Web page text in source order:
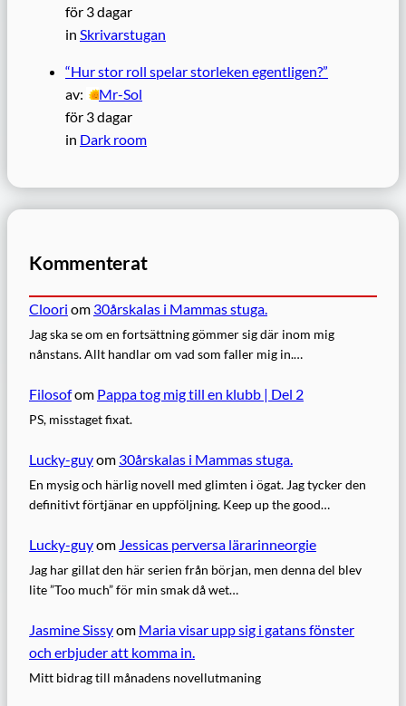
för 3 dagar
in Skrivarstugan
“Hur stor roll spelar storleken egentligen?”
av:
Mr-Sol
för 3 dagar
in Dark room
Kommenterat
Cloori om 30årskalas i Mammas stuga.
Jag ska se om en fortsättning gömmer sig där inom mig
nånstans. Allt handlar om vad som faller mig in.…
Filosofom Pappa tog mig till en klubb | Del 2
PS, misstaget fixat.
Lucky-guyom 30årskalas i Mammas stuga.
En mysig och härlig novell med glimten i ögat. Jag tycker den
definitivt förtjänar en uppföljning. Keep up the good…
Lucky-guyom Jessicas perversa lärarinneorgie
Jag har gillat den här serien från början, men denna del blev
lite ”Too much” för min smak då wet…
Jasmine Sissyom Maria visar upp sig i gatans fönster
och erbjuder att komma in.
Mitt bidrag till månadens novellutmaning